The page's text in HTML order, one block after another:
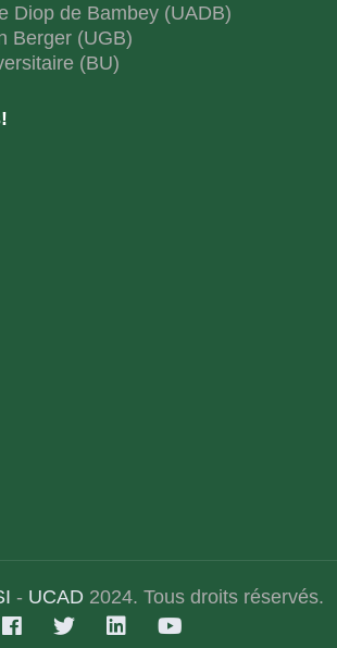
Diop de Bambey (UADB)
Berger (UGB)
(BU)
- UCAD 2024. Tous droits réservés.